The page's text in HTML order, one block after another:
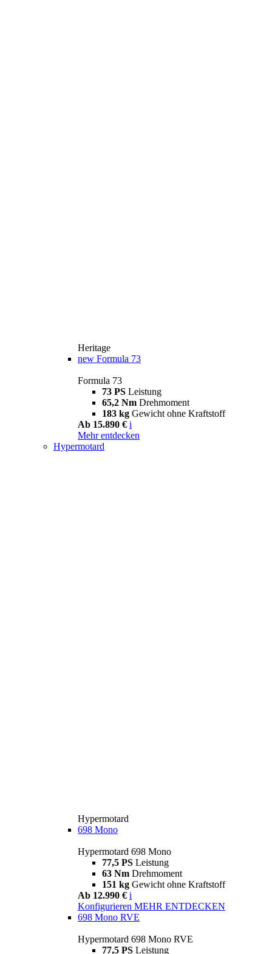
Heritage
new Formula 73
Formula 73
73 PS Leistung
65,2 Nm Drehmoment
183 kg Gewicht ohne Kraftstoff
Ab 15.890 € i
Mehr entdecken
Hypermotard
Hypermotard
698 Mono
Hypermotard 698 Mono
77,5 PS Leistung
63 Nm Drehmoment
151 kg Gewicht ohne Kraftstoff
Ab 12.990 € i
Konfigurieren MEHR ENTDECKEN
698 Mono RVE
Hypermotard 698 Mono RVE
77,5 PS Leistung